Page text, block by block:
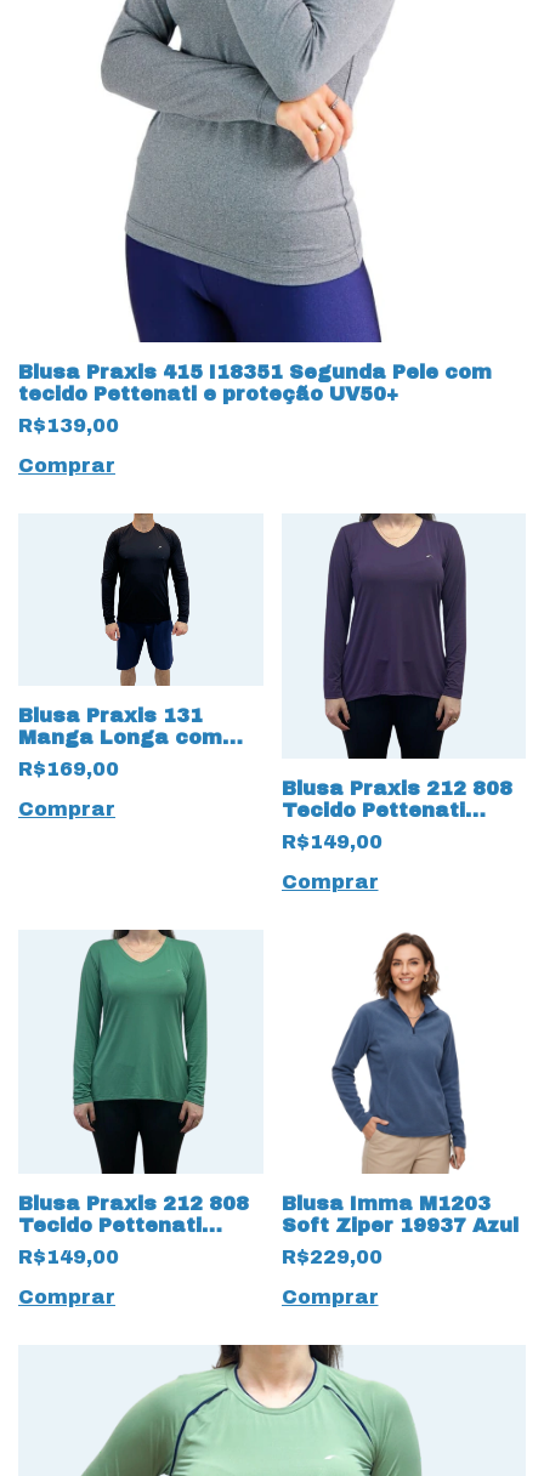
Blusa Praxis 415 I18351 Segunda Pele com
tecido Pettenati e proteção UV50+
R$139,00
Comprar
Blusa Praxis 131
Manga Longa com
proteção UV50+
R$169,00
Comprar
Blusa Praxis 212 808
Tecido Pettenati
Alongada Roxo
R$149,00
Comprar
Blusa Praxis 212 808
Tecido Pettenati
Alongada Verde
R$149,00
Comprar
Blusa Imma M1203
Soft Ziper 19937 Azul
R$229,00
Comprar